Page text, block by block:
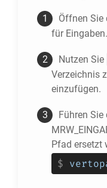
Öffnen Sie
für Eingaben.
Nutzen Sie
Verzeichnis
einzufügen.
Führen
Pfad ersetzt
$